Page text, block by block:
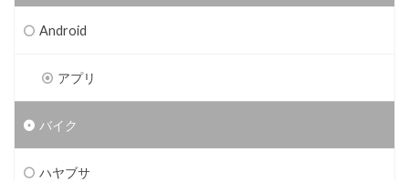
Android
アプリ
バイク
ハヤブサ